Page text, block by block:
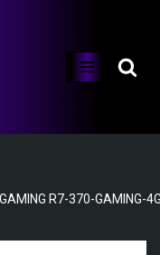
R7-370-GAMING-